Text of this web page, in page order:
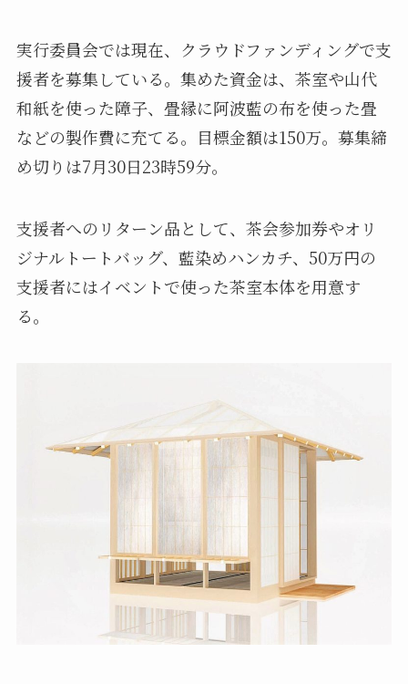
実行委員会では現在、クラウドファンディングで支
援者を募集している。集めた資金は、茶室や山代
和紙を使った障子、畳縁に阿波藍の布を使った畳
などの製作費に充てる。目標金額は150万。募集締
め切りは7月30日23時59分。
支援者へのリターン品として、茶会参加券やオリ
ジナルトートバッグ、藍染めハンカチ、50万円の
支援者にはイベントで使った茶室本体を用意す
る。